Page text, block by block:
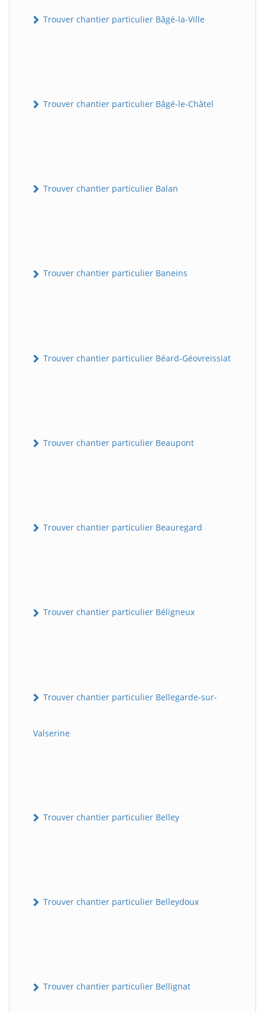
Trouver chantier particulier Bâgé-la-Ville
Trouver chantier particulier Bâgé-le-Châtel
Trouver chantier particulier Balan
Trouver chantier particulier Baneins
Trouver chantier particulier Béard-Géovreissiat
Trouver chantier particulier Beaupont
Trouver chantier particulier Beauregard
Trouver chantier particulier Béligneux
Trouver chantier particulier Bellegarde-sur-
Valserine
Trouver chantier particulier Belley
Trouver chantier particulier Belleydoux
Trouver chantier particulier Bellignat